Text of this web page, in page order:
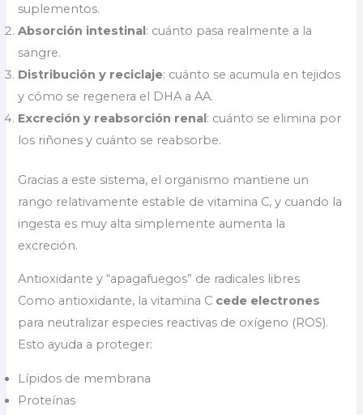
suplementos.
Absorción intestinal: cuánto pasa realmente a la
sangre.
Distribución y reciclaje: cuánto se acumula en tejidos
y cómo se regenera el DHA a AA.
Excreción y reabsorción renal: cuánto se elimina por
los riñones y cuánto se reabsorbe.
Gracias a este sistema, el organismo mantiene un
rango relativamente estable de vitamina C, y cuando la
ingesta es muy alta simplemente aumenta la
excreción.
Antioxidante y “apagafuegos” de radicales libres
Como antioxidante, la vitamina C cede electrones
para neutralizar especies reactivas de oxígeno (ROS).
Esto ayuda a proteger:
Lípidos de membrana
Proteínas